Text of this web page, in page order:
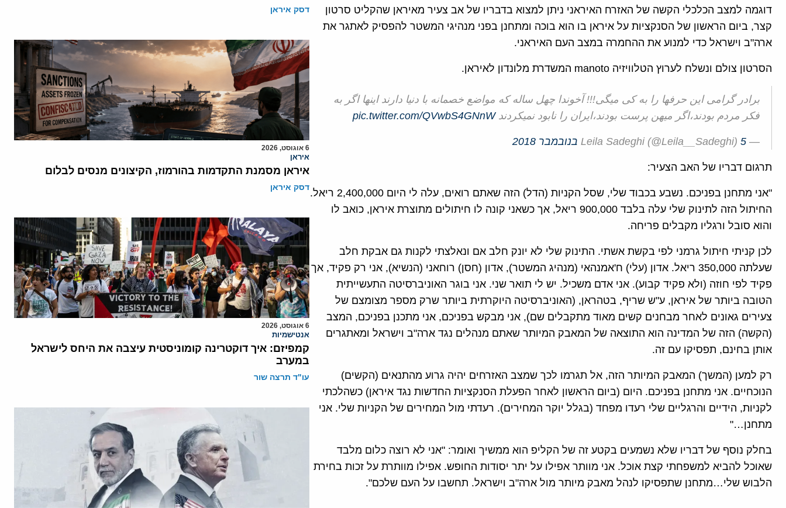
דוגמה למצב הכלכלי הקשה של האזרח האיראני ניתן למצוא בדבריו של אב צעיר מאיראן שהקליט סרטון
קצר, ביום הראשון של הסנקציות על איראן בו הוא בוכה ומתחנן בפני מנהיגי המשטר להפסיק לאתגר את
ארה"ב וישראל כדי למנוע את ההחמרה במצב העם האיראני.
הסרטון צולם ונשלח לערוץ הטלוויזיה manoto המשדרת מלונדון לאיראן.
برادر گرامی این حرفها را به کی میگی!!! آخوندا چهل ساله که مواضع خصمانه با دنیا دارند اینها اگر به
فکر مردم بودند،اگر میهن پرست بودند،ایران را نابود نمیکردندpic.twitter.com/QVwbS4GNnW
— Leila Sadeghi (@Leila__Sadeghi) 5 בנובמבר 2018
תרגום דבריו של האב הצעיר:
"אני מתחנן בפניכם. נשבע בכבוד שלי, שסל הקניות (הדל) הזה שאתם רואים, עלה לי היום 2,400,000 ריאל.
החיתול הזה לתינוק שלי עלה בלבד 900,000 ריאל, אך כשאני קונה לו חיתולים מתוצרת איראן, כואב לו
והוא סובל ורגליו מקבלים פריחה.
לכן קניתי חיתול גרמני לפי בקשת אשתי. התינוק שלי לא יונק חלב אם ונאלצתי לקנות גם אבקת חלב
שעלתה 350,000 ריאל. אדון (עלי) ח'אמנהאי (מנהיג המשטר), אדון (חסן) רוחאני (הנשיא), אני רק פקיד, אך
פקיד לפי חוזה (ולא פקיד קבוע). אני אדם משכיל. יש לי תואר שני. אני בוגר האוניברסיטה התעשייתית
הטובה ביותר של איראן, ע"ש שריף, בטהראן, (האוניברסיטה היוקרתית ביותר שרק מספר מצומצם של
צעירים גאונים לאחר מבחנים קשים מאוד מתקבלים שם), אני מבקש בפניכם, אני מתכנן בפניכם, המצב
(הקשה) הזה של המדינה הוא התוצאה של המאבק המיותר שאתם מנהלים נגד ארה"ב וישראל ומאתגרים
אותן בחינם, תפסיקו עם זה.
רק למען (המשך) המאבק המיותר הזה, אל תגרמו לכך שמצב האזרחים יהיה גרוע מהתנאים (הקשים)
הנוכחיים. אני מתחנן בפניכם. היום (ביום הראשון לאחר הפעלת הסנקציות החדשות נגד איראן) כשהלכתי
לקניות, הידיים והרגליים שלי רעדו מפחד (בגלל יוקר המחירים). רעדתי מול המחירים של הקניות שלי. אני
מתחנן…"
בחלק נוסף של דבריו שלא נשמעים בקטע זה של הקליפ הוא ממשיך ואומר: "אני לא רוצה כלום מלבד
שאוכל להביא למשפחתי קצת אוכל. אני מוותר אפילו על יתר יסודות החופש. אפילו מוותרת על זכות בחירת
הלבוש שלי…מתחנן שתפסיקו לנהל מאבק מיותר מול ארה"ב וישראל. תחשבו על העם שלכם".
דסק איראן
6 אוגוסט, 2026
איראן
איראן מסמנת התקדמות בהורמוז, הקיצונים מנסים לבלום
דסק איראן
6 אוגוסט, 2026
אנטישמיות
קמפיזם: איך דוקטרינה קומוניסטית עיצבה את היחס לישראל
במערב
עו"ד תרצה שור